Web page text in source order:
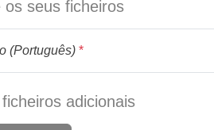
os seus ficheiros
(Português) *
adicionais